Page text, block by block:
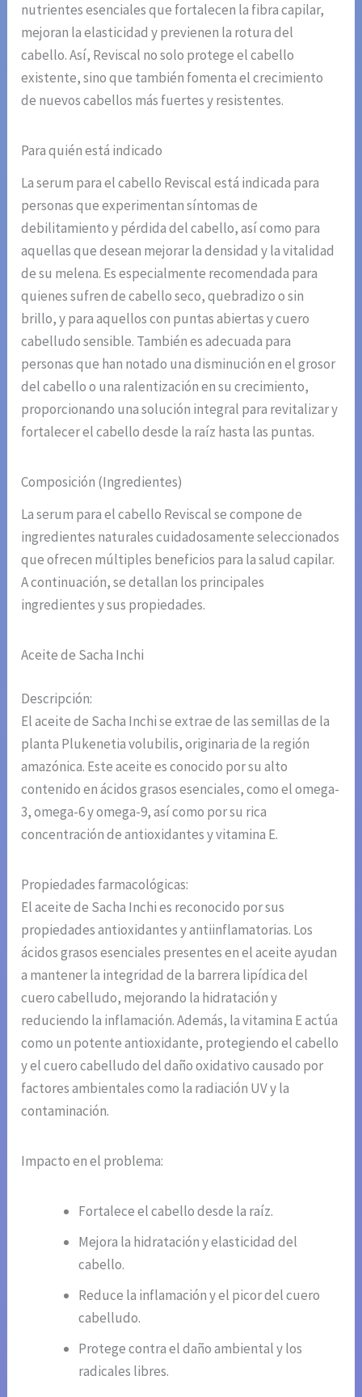
nutrientes esenciales que fortalecen la fibra capilar,
mejoran la elasticidad y previenen la rotura del
cabello. Así, Reviscal no solo protege el cabello
existente, sino que también fomenta el crecimiento
de nuevos cabellos más fuertes y resistentes.
Para quién está indicado
La serum para el cabello Reviscal está indicada para
personas que experimentan síntomas de
debilitamiento y pérdida del cabello, así como para
aquellas que desean mejorar la densidad y la vitalidad
de su melena. Es especialmente recomendada para
quienes sufren de cabello seco, quebradizo o sin
brillo, y para aquellos con puntas abiertas y cuero
cabelludo sensible. También es adecuada para
personas que han notado una disminución en el grosor
del cabello o una ralentización en su crecimiento,
proporcionando una solución integral para revitalizar y
fortalecer el cabello desde la raíz hasta las puntas.
Composición (Ingredientes)
La serum para el cabello Reviscal se compone de
ingredientes naturales cuidadosamente seleccionados
que ofrecen múltiples beneficios para la salud capilar.
A continuación, se detallan los principales
ingredientes y sus propiedades.
Aceite de Sacha Inchi
Descripción:
El aceite de Sacha Inchi se extrae de las semillas de la
planta Plukenetia volubilis, originaria de la región
amazónica. Este aceite es conocido por su alto
contenido en ácidos grasos esenciales, como el omega-
3, omega-6 y omega-9, así como por su rica
concentración de antioxidantes y vitamina E.
Propiedades farmacológicas:
El aceite de Sacha Inchi es reconocido por sus
propiedades antioxidantes y antiinflamatorias. Los
ácidos grasos esenciales presentes en el aceite ayudan
a mantener la integridad de la barrera lipídica del
cuero cabelludo, mejorando la hidratación y
reduciendo la inflamación. Además, la vitamina E actúa
como un potente antioxidante, protegiendo el cabello
y el cuero cabelludo del daño oxidativo causado por
factores ambientales como la radiación UV y la
contaminación.
Impacto en el problema:
Fortalece el cabello desde la raíz.
Mejora la hidratación y elasticidad del
cabello.
Reduce la inflamación y el picor del cuero
cabelludo.
Protege contra el daño ambiental y los
radicales libres.